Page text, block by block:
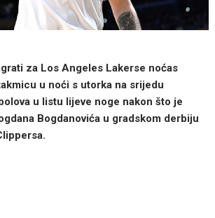
za Los Angeles Lakerse noćas
u noći s utorka na srijedu
u listu lijeve noge nakon što je
Bogdanovića u gradskom derbiju